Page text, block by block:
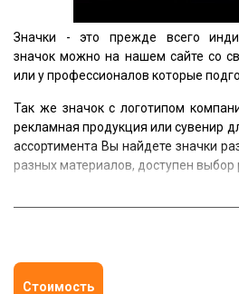
Значки - это прежде всего
значок можно на нашем сайте со
или у профессионалов которые
Так же значок с логотипом
рекламная продукция или сувенир
ассортимента Вы найдете значки
разных материалов, доступен
Стоимость